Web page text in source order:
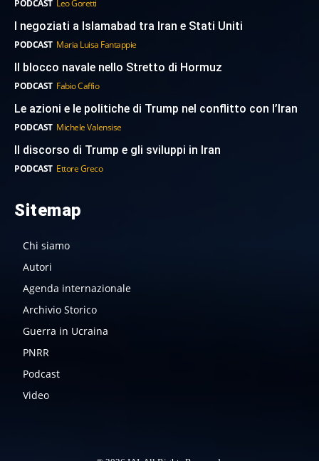
PODCAST Leo Goretti
I negoziati a Islamabad tra Iran e Stati Uniti
PODCAST Maria Luisa Fantappie
Il blocco navale nello Stretto di Hormuz
PODCAST Fabio Caffio
Le azioni e le politiche di Trump nel conflitto con l’Iran
PODCAST Michele Valensise
Il discorso di Trump e gli sviluppi in Iran
PODCAST Ettore Greco
Sitemap
Chi siamo
Autori
Agenda internazionale
Archivio Storico
Guerra in Ucraina
PNRR
Podcast
Video